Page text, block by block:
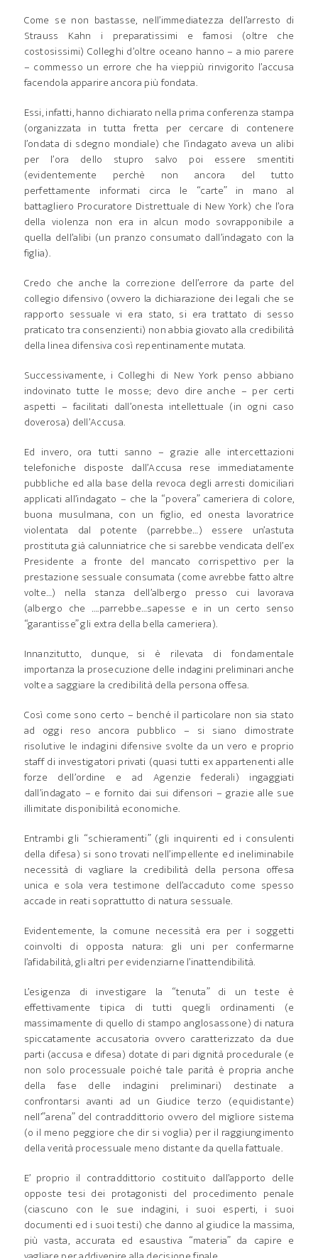
Come se non bastasse, nell’immediatezza dell’arresto di
Strauss Kahn i preparatissimi e famosi (oltre che
costosissimi) Colleghi d’oltre oceano hanno – a mio parere
– commesso un errore che ha vieppiù rinvigorito l’accusa
facendola apparire ancora più fondata.
Essi, infatti, hanno dichiarato nella prima conferenza stampa
(organizzata in tutta fretta per cercare di contenere
l’ondata di sdegno mondiale) che l’indagato aveva un alibi
per l’ora dello stupro salvo poi essere smentiti
(evidentemente perchè non ancora del tutto
perfettamente informati circa le “carte” in mano al
battagliero Procuratore Distrettuale di New York) che l’ora
della violenza non era in alcun modo sovrapponibile a
quella dell’alibi (un pranzo consumato dall’indagato con la
figlia).
Credo che anche la correzione dell’errore da parte del
collegio difensivo (ovvero la dichiarazione dei legali che se
rapporto sessuale vi era stato, si era trattato di sesso
praticato tra consenzienti) non abbia giovato alla credibilità
della linea difensiva così repentinamente mutata.
Successivamente, i Colleghi di New York penso abbiano
indovinato tutte le mosse; devo dire anche – per certi
aspetti – facilitati dall’onesta intellettuale (in ogni caso
doverosa) dell’Accusa.
Ed invero, ora tutti sanno – grazie alle intercettazioni
telefoniche disposte dall’Accusa rese immediatamente
pubbliche ed alla base della revoca degli arresti domiciliari
applicati all’indagato – che la “povera” cameriera di colore,
buona musulmana, con un figlio, ed onesta lavoratrice
violentata dal potente (parrebbe…) essere un’astuta
prostituta già calunniatrice che si sarebbe vendicata dell’ex
Presidente a fronte del mancato corrispettivo per la
prestazione sessuale consumata (come avrebbe fatto altre
volte…) nella stanza dell’albergo presso cui lavorava
(albergo che ….parrebbe…sapesse e in un certo senso
“garantisse” gli extra della bella cameriera).
Innanzitutto, dunque, si è rilevata di fondamentale
importanza la prosecuzione delle indagini preliminari anche
volte a saggiare la credibilità della persona offesa.
Così come sono certo – benché il particolare non sia stato
ad oggi reso ancora pubblico – si siano dimostrate
risolutive le indagini difensive svolte da un vero e proprio
staff di investigatori privati (quasi tutti ex appartenenti alle
forze dell’ordine e ad Agenzie federali) ingaggiati
dall’indagato – e fornito dai sui difensori – grazie alle sue
illimitate disponibilità economiche.
Entrambi gli “schieramenti” (gli inquirenti ed i consulenti
della difesa) si sono trovati nell’impellente ed ineliminabile
necessità di vagliare la credibilità della persona offesa
unica e sola vera testimone dell’accaduto come spesso
accade in reati soprattutto di natura sessuale.
Evidentemente, la comune necessità era per i soggetti
coinvolti di opposta natura: gli uni per confermarne
l’afidabilità, gli altri per evidenziarne l’inattendibilità.
L’esigenza di investigare la “tenuta” di un teste è
effettivamente tipica di tutti quegli ordinamenti (e
massimamente di quello di stampo anglosassone) di natura
spiccatamente accusatoria ovvero caratterizzato da due
parti (accusa e difesa) dotate di pari dignità procedurale (e
non solo processuale poiché tale parità è propria anche
della fase delle indagini preliminari) destinate a
confrontarsi avanti ad un Giudice terzo (equidistante)
nell’”arena” del contraddittorio ovvero del migliore sistema
(o il meno peggiore che dir si voglia) per il raggiungimento
della verità processuale meno distante da quella fattuale.
E’ proprio il contraddittorio costituito dall’apporto delle
opposte tesi dei protagonisti del procedimento penale
(ciascuno con le sue indagini, i suoi esperti, i suoi
documenti ed i suoi testi) che danno al giudice la massima,
più vasta, accurata ed esaustiva “materia” da capire e